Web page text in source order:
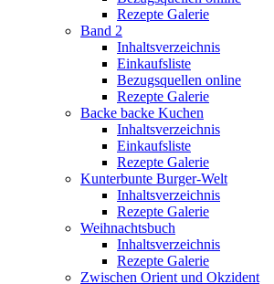
Rezepte Galerie
Band 2
Inhaltsverzeichnis
Einkaufsliste
Bezugsquellen online
Rezepte Galerie
Backe backe Kuchen
Inhaltsverzeichnis
Einkaufsliste
Rezepte Galerie
Kunterbunte Burger-Welt
Inhaltsverzeichnis
Rezepte Galerie
Weihnachtsbuch
Inhaltsverzeichnis
Rezepte Galerie
Zwischen Orient und Okzident